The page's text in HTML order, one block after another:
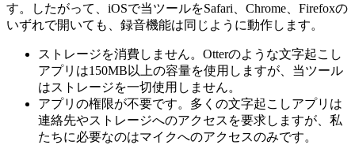
す。したがって、iOSで当ツールをSafari、Chrome、Firefoxの
いずれで開いても、録音機能は同じように動作します。
ストレージを消費しません。Otterのような文字起こし
アプリは150MB以上の容量を使用しますが、当ツール
はストレージを一切使用しません。
アプリの権限が不要です。多くの文字起こしアプリは
連絡先やストレージへのアクセスを要求しますが、私
たちに必要なのはマイクへのアクセスのみです。